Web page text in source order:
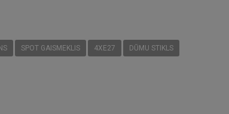
SPOT GAISMEKLIS 4XE27
DŪMU STIKLS